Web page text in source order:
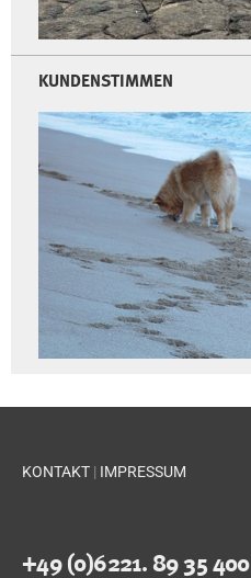
KUNDENSTIMMEN
KONTAKT | IMPRESSUM
+49 (0)6221. 89 35 400